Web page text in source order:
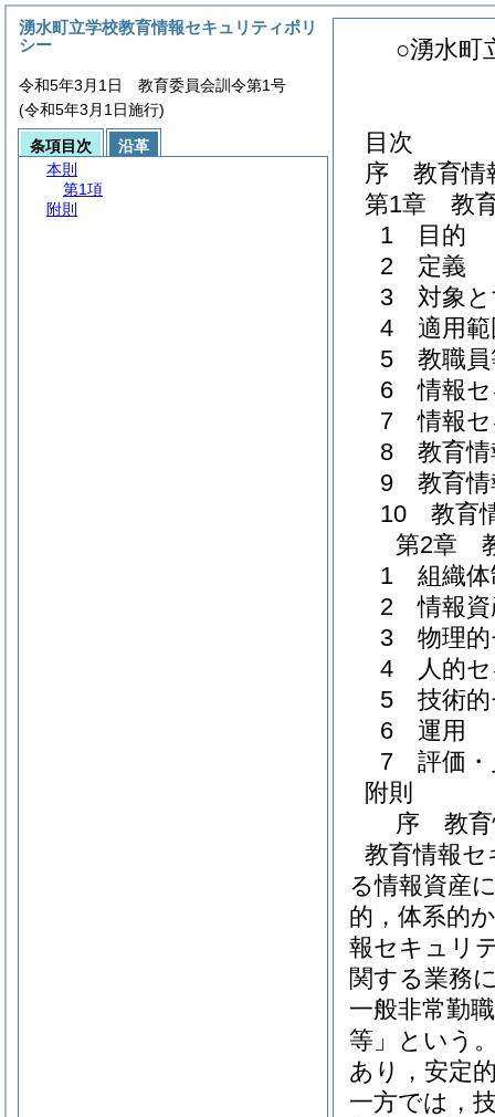
○湧水町
目次
序 教育情
第1章 教
1 目的
2 定義
3 対象と
4 適用範
5 教職員
6 情報セ
7 情報セ
8 教育情
9 教育情
10 教育
第2章
1 組織体
2 情報資
3 物理的
4 人的セ
5 技術的
6 運用
7 評価・
附則
序 教育
教育情報
る情報資産
的，体系的
報セキュリ
関する業務
一般非常勤
等」という
あり，安定
一方では，
湧水町立学校教育情報セキュリティポリ
シー
令和5年3月1日 教育委員会訓令第1号
(令和5年3月1日施行)
条項目次
沿革
本則
第1項
附則